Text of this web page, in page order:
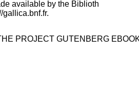
available by the Biblioth
PROJECT GUTENBERG